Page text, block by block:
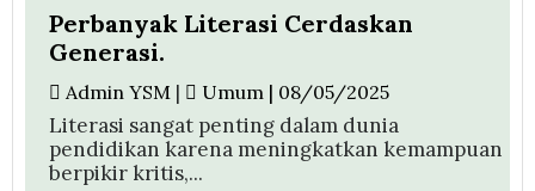
Perbanyak Literasi Cerdaskan
Generasi.
Admin YSM | Umum | 08/05/2025
Literasi sangat penting dalam dunia
pendidikan karena meningkatkan kemampuan
berpikir kritis,...